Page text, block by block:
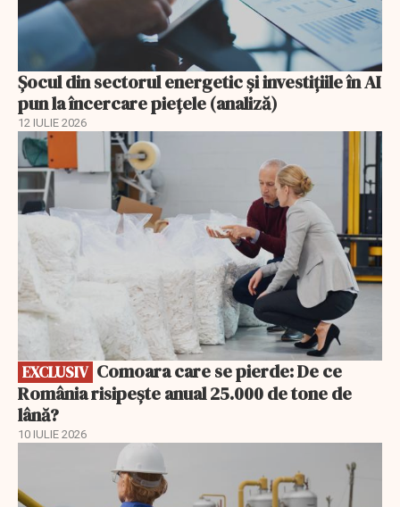
Șocul din sectorul energetic și investițiile în AI
pun la încercare piețele (analiză)
12 IULIE 2026
EXCLUSIV
EXCLUSIV
România risipește anual 25.000 de tone de
lână?
10 IULIE 2026